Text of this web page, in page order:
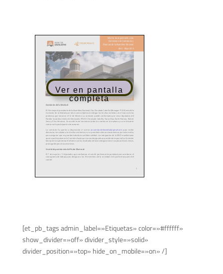
Ver en pantalla
completa
[et_pb_tags admin_label=»Etiquetas» color=»#ffffff»
show_divider=»off» divider_style=»solid»
divider_position=»top» hide_on_mobile=»on» /]